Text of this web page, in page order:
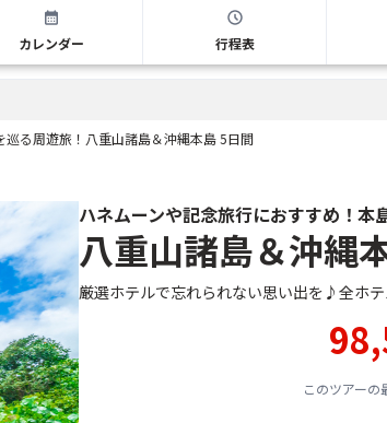
！八重山諸島＆沖縄本島 5日間
る周遊旅！八重山諸島＆沖縄本島 5日間
ハネムーンや記念旅行におすすめ！本
八重山諸島＆沖縄
厳選ホテルで忘れられない思い出を♪全ホテ
このツアーの
カレンダー 行程表